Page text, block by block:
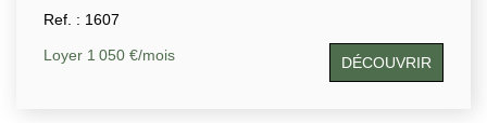
ouverte donnant sur terrasse exposée ouest, une grande
chambre mansardée au dernier niveau. Un emplacement
stationnement privatif et un local vélo sont compris dans
Ref. : 1607
Loyer 1 050 €/mois DÉCOUVRIR